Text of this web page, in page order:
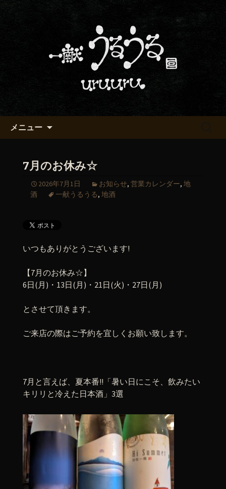
京都・五条でおいしい地酒が飲
める「一献うるうる」のブロ
京都・五条烏丸の町屋居酒屋「一献う
るうる」からのお知らせ
メニュー
7月のお休み☆
2026年7月1日 お知らせ, 営業カレンダー, 地
酒
一献うるうる, 地酒
いつもありがとうございます!
【7月のお休み☆】
6日(月)・13日(月)・21日(火)・27日(月)
とさせて頂きます。
ご来店の際はご予約を宜しくお願い致します。
7月と言えば、夏本番!!「暑い日にこそ、飲みたい
キリリと冷えた日本酒」3選